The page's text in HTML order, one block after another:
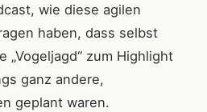
wie diese agilen
haben, dass selbst
„Vogeljagd“ zum Highlight
ganz andere,
geplant waren.